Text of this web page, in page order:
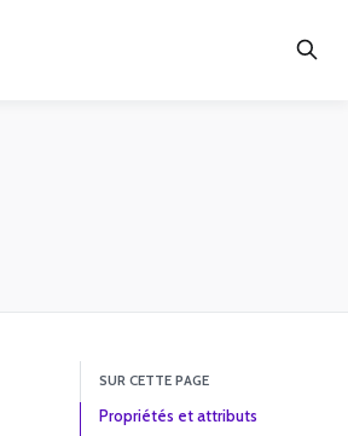
SUR CETTE PAGE
Propriétés et attributs